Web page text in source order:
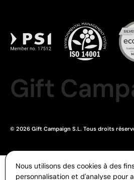
Gift
© 2026 Gift Campaign S.L. Tous droits
Nous utilisons des cookies à des
personnalisation et d'analyse pour